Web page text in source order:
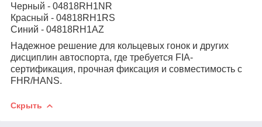
Черный - 04818RH1NR
Красный - 04818RH1RS
Синий - 04818RH1AZ
Надежное решение для кольцевых гонок и других
дисциплин автоспорта, где требуется FIA-
сертификация, прочная фиксация и совместимость с
FHR/HANS.
Скрыть